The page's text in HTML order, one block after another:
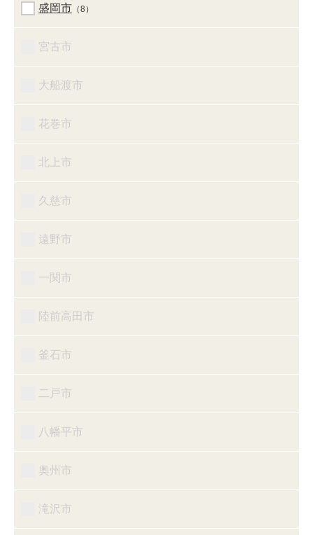
盛岡市 （8）
宮古市
大船渡市
花巻市
北上市
久慈市
遠野市
一関市
陸前高田市
釜石市
二戸市
八幡平市
奥州市
滝沢市